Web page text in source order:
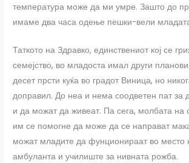
температура може да ми умре. Зашто до
имаме два часа одење пешки-вели
Таткото на Здравко, единствениот кој се
семејство, во младоста имал други
десет прсти куќа во градот Виница, но
доправил. До неа и нема соодветен пат за
и да можат да живеат. Па сега, молбата на
им се помогне да може да се направат
можат младите да фунционираат во место
амбуланта и училиште за нивната рожба.